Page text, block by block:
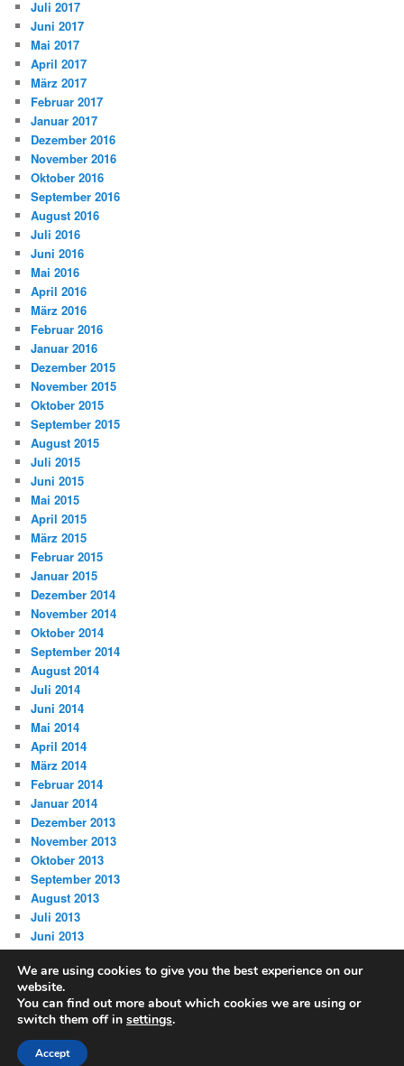
Juli 2017
Juni 2017
Mai 2017
April 2017
März 2017
Februar 2017
Januar 2017
Dezember 2016
November 2016
Oktober 2016
September 2016
August 2016
Juli 2016
Juni 2016
Mai 2016
April 2016
März 2016
Februar 2016
Januar 2016
Dezember 2015
November 2015
Oktober 2015
September 2015
August 2015
Juli 2015
Juni 2015
Mai 2015
April 2015
März 2015
Februar 2015
Januar 2015
Dezember 2014
November 2014
Oktober 2014
September 2014
August 2014
Juli 2014
Juni 2014
Mai 2014
April 2014
März 2014
Februar 2014
Januar 2014
Dezember 2013
November 2013
Oktober 2013
September 2013
August 2013
Juli 2013
Juni 2013
Datenschutz Stolz präsentiert von WordPress
We are using cookies to give you the best experience on our
website.
You can find out more about which cookies we are using or
switch them off in settings.
Accept